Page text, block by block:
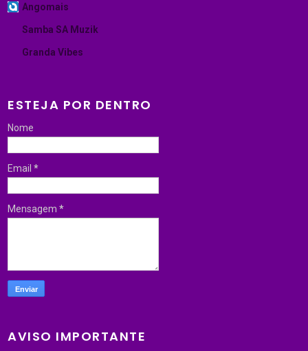
Angomais
Samba SA Muzik
Granda Vibes
ESTEJA POR DENTRO
Nome
Email*
Mensagem*
AVISO IMPORTANTE